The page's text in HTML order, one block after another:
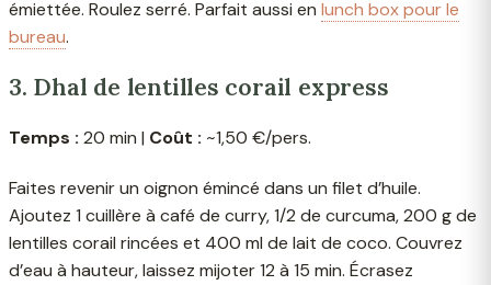
émiettée. Roulez serré. Parfait aussi en lunch box pour le
bureau.
3. Dhal de lentilles corail express
Temps : 20 min | Coût : ~1,50 €/pers.
Faites revenir un oignon émincé dans un filet d’huile.
Ajoutez 1 cuillère à café de curry, 1/2 de curcuma, 200 g de
lentilles corail rincées et 400 ml de lait de coco. Couvrez
d’eau à hauteur, laissez mijoter 12 à 15 min. Écrasez